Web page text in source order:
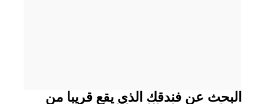
البحث عن فندقك الذي يقع قريبا من